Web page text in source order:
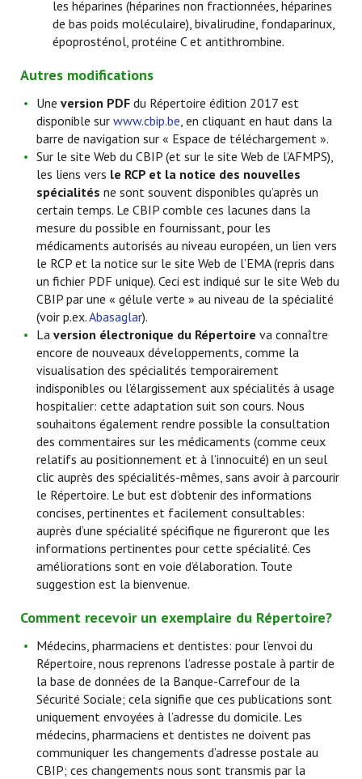
les héparines (héparines non fractionnées, héparines
de bas poids moléculaire), bivalirudine, fondaparinux,
époprosténol, protéine C et antithrombine.
Autres modifications
Une version PDF du Répertoire édition 2017 est
disponible sur www.cbip.be, en cliquant en haut dans la
barre de navigation sur « Espace de téléchargement ».
Sur le site Web du CBIP (et sur le site Web de l’AFMPS),
les liens vers le RCP et la notice des nouvelles
spécialités ne sont souvent disponibles qu’après un
certain temps. Le CBIP comble ces lacunes dans la
mesure du possible en fournissant, pour les
médicaments autorisés au niveau européen, un lien vers
le RCP et la notice sur le site Web de l’EMA (repris dans
un fichier PDF unique). Ceci est indiqué sur le site Web du
CBIP par une « gélule verte » au niveau de la spécialité
(voir p.ex.Abasaglar).
La version électronique du Répertoire va connaître
encore de nouveaux développements, comme la
visualisation des spécialités temporairement
indisponibles ou l’élargissement aux spécialités à usage
hospitalier: cette adaptation suit son cours. Nous
souhaitons également rendre possible la consultation
des commentaires sur les médicaments (comme ceux
relatifs au positionnement et à l’innocuité) en un seul
clic auprès des spécialités-mêmes, sans avoir à parcourir
le Répertoire. Le but est d’obtenir des informations
concises, pertinentes et facilement consultables:
auprès d’une spécialité spécifique ne figureront que les
informations pertinentes pour cette spécialité. Ces
améliorations sont en voie d’élaboration. Toute
suggestion est la bienvenue.
Comment recevoir un exemplaire du Répertoire?
Médecins, pharmaciens et dentistes: pour l’envoi du
Répertoire, nous reprenons l’adresse postale à partir de
la base de données de la Banque-Carrefour de la
Sécurité Sociale; cela signifie que ces publications sont
uniquement envoyées à l’adresse du domicile. Les
médecins, pharmaciens et dentistes ne doivent pas
communiquer les changements d’adresse postale au
CBIP; ces changements nous sont transmis par la